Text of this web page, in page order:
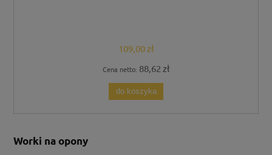
109,00 zł
Cena netto: 88,62 zł
do koszyka
Worki na opony